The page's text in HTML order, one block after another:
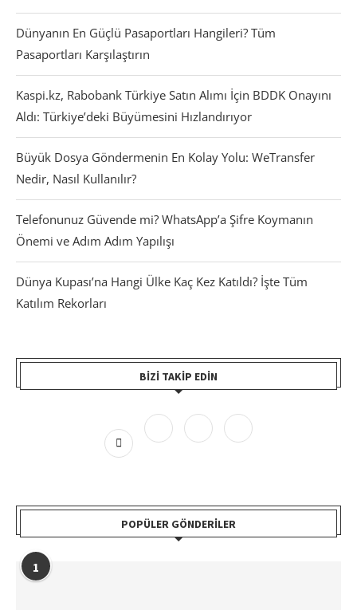
Dünyanın En Güçlü Pasaportları Hangileri? Tüm
Pasaportları Karşılaştırın
Kaspi.kz, Rabobank Türkiye Satın Alımı İçin BDDK Onayını
Aldı: Türkiye’deki Büyümesini Hızlandırıyor
Büyük Dosya Göndermenin En Kolay Yolu: WeTransfer
Nedir, Nasıl Kullanılır?
Telefonunuz Güvende mi? WhatsApp’a Şifre Koymanın
Önemi ve Adım Adım Yapılışı
Dünya Kupası’na Hangi Ülke Kaç Kez Katıldı? İşte Tüm
Katılım Rekorları
BIZI TAKIP EDIN
POPÜLER GÖNDERILER
1